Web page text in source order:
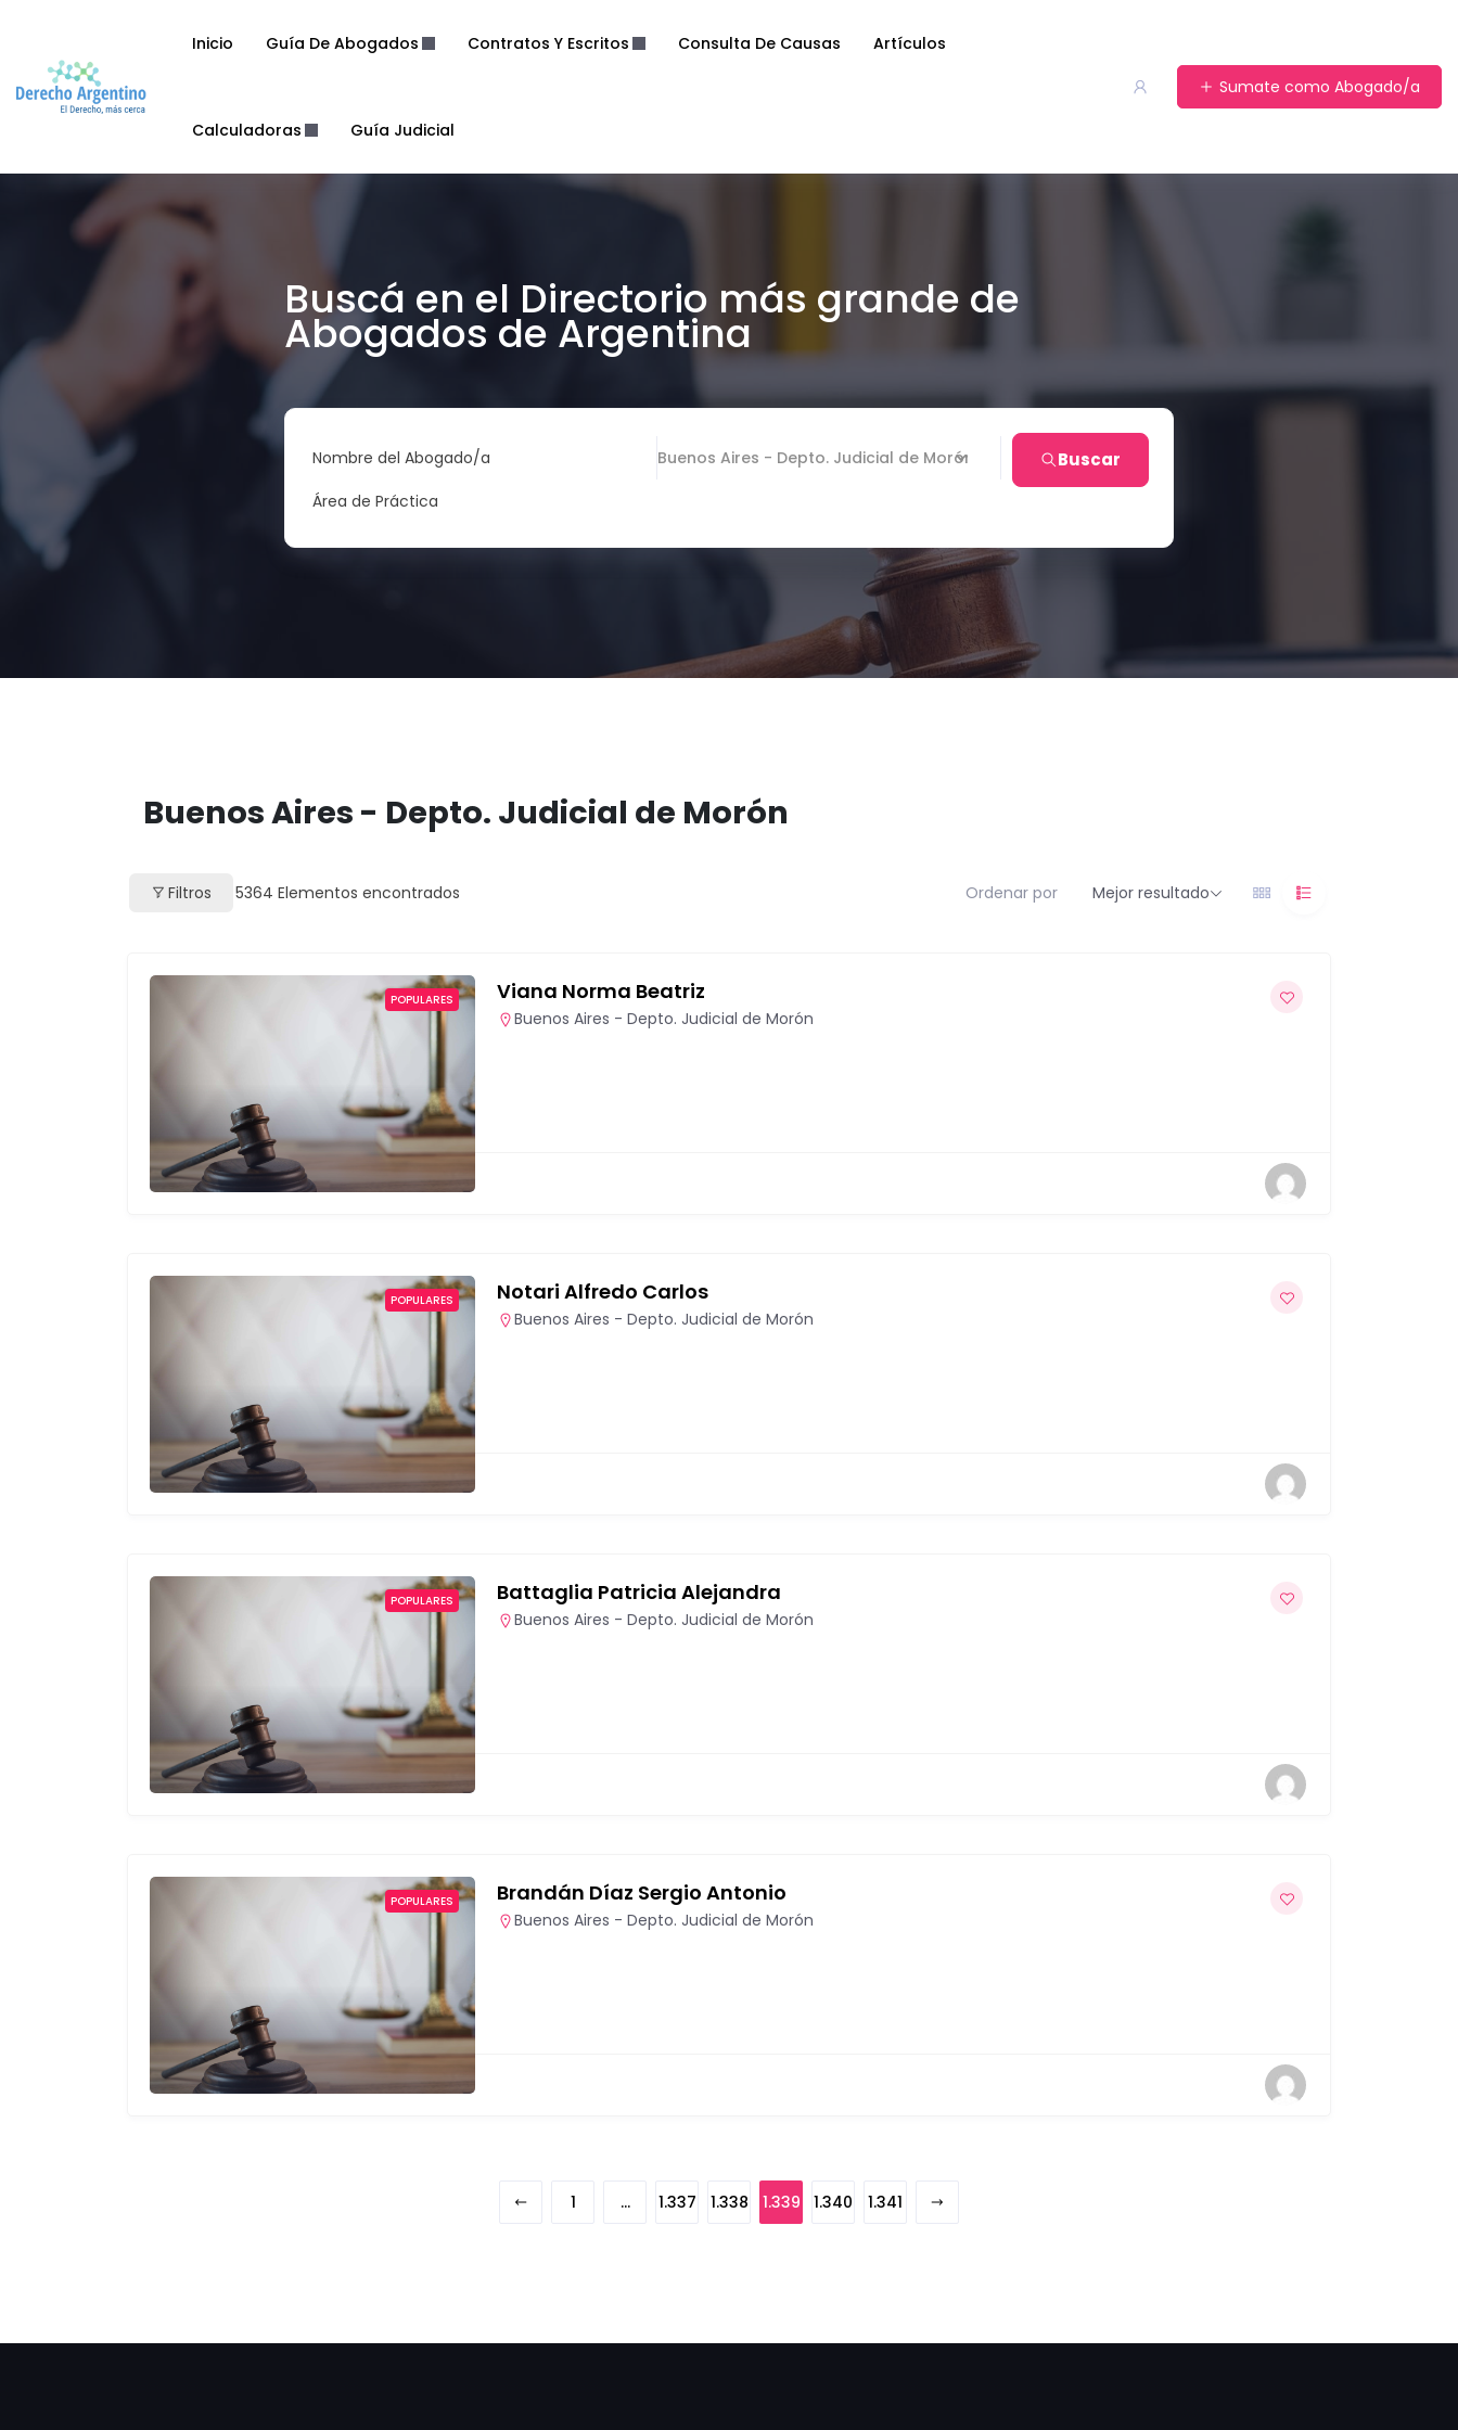
Inicio Guía De Abogados Contratos Y Escritos Consulta De Causas Artículos
Calculadoras Guía Judicial
Sumate como Abogado/a
Buscá en el Directorio más grande de
Abogados de Argentina
Nombre del Abogado/a
Buenos Aires - Depto. Judicial de Morón
Área de Práctica
Buscar
Buenos Aires - Depto. Judicial de Morón
Filtros 5364 Elementos encontrados Ordenar por Mejor resultado
POPULARES Viana Norma Beatriz
Buenos Aires - Depto. Judicial de Morón
POPULARES Notari Alfredo Carlos
Buenos Aires - Depto. Judicial de Morón
POPULARES Battaglia Patricia Alejandra
Buenos Aires - Depto. Judicial de Morón
POPULARES Brandán Díaz Sergio Antonio
Buenos Aires - Depto. Judicial de Morón
1 … 1.337 1.338 1.339 1.340 1.341